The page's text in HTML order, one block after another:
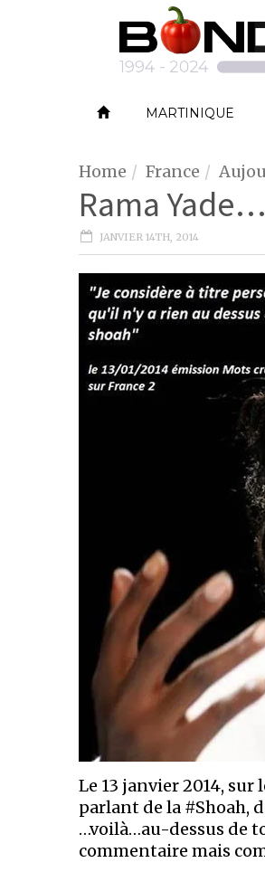
MARTINIQUE
Home France
Rama
JANVIER 14TH, 2014
Le 13 janvier 2014, sur
parlant de la #Shoah,
…voilà…au-dessus de
commentaire mais